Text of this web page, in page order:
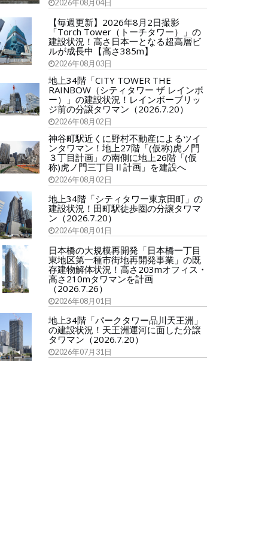
2026年08月04日
【毎週更新】2026年8月2日撮影
「Torch Tower（トーチタワー）」の
建設状況！高さ日本一となる超高層ビ
ルが成長中【高さ385m】
2026年08月03日
地上34階「CITY TOWER THE
RAINBOW（シティタワー ザ レインボ
ー）」の建設状況！レインボーブリッ
ジ前の分譲タワマン（2026.7.20）
2026年08月02日
神谷町駅近くに野村不動産によるツイ
ンタワマン！地上27階「(仮称)虎ノ門
３丁目計画」の南側に地上26階「(仮
称)虎ノ門三丁目Ⅱ計画」を建設へ
2026年08月02日
地上34階「シティタワー東京田町」の
建設状況！田町駅徒歩圏の分譲タワマ
ン（2026.7.20）
2026年08月01日
日本橋の大規模再開発「日本橋一丁目
東地区第一種市街地再開発事業」の既
存建物解体状況！高さ203mオフィス・
高さ210mタワマンを計画
（2026.7.26）
2026年08月01日
地上34階「パークタワー品川天王洲」
の建設状況！天王洲運河に面した分譲
タワマン（2026.7.20）
2026年07月31日